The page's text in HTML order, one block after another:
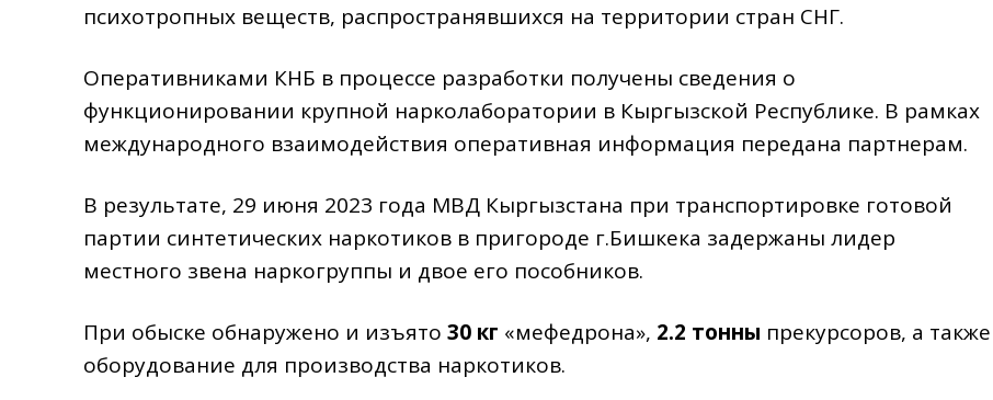
психотропных веществ, распространявшихся на территории стран СНГ.
Оперативниками КНБ в процессе разработки получены сведения о
функционировании крупной нарколаборатории в Кыргызской Республике. В рамках
международного взаимодействия оперативная информация передана партнерам.
В результате, 29 июня 2023 года МВД Кыргызстана при транспортировке готовой
партии синтетических наркотиков в пригороде г.Бишкека задержаны лидер
местного звена наркогруппы и двое его пособников.
При обыске обнаружено и изъято 30 кг «мефедрона», 2.2 тонны прекурсоров, а также
оборудование для производства наркотиков.